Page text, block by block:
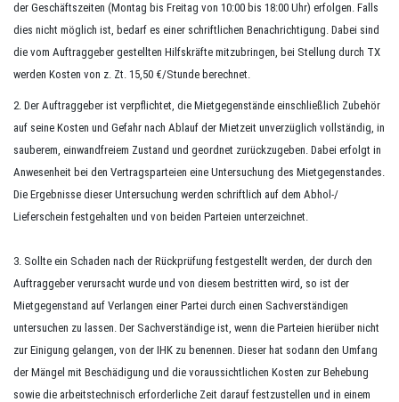
der Geschäftszeiten (Montag bis Freitag von 10:00 bis 18:00 Uhr) erfolgen. Falls
dies nicht möglich ist, bedarf es einer schriftlichen Benachrichtigung. Dabei sind
die vom Auftraggeber gestellten Hilfskräfte mitzubringen, bei Stellung durch TX
werden Kosten von z. Zt. 15,50 €/Stunde berechnet.
2. Der Auftraggeber ist verpflichtet, die Mietgegenstände einschließlich Zubehör
auf seine Kosten und Gefahr nach Ablauf der Mietzeit unverzüglich vollständig, in
sauberem, einwandfreiem Zustand und geordnet zurückzugeben. Dabei erfolgt in
Anwesenheit bei den Vertragsparteien eine Untersuchung des Mietgegenstandes.
Die Ergebnisse dieser Untersuchung werden schriftlich auf dem Abhol-/
Lieferschein festgehalten und von beiden Parteien unterzeichnet.
3. Sollte ein Schaden nach der Rückprüfung festgestellt werden, der durch den
Auftraggeber verursacht wurde und von diesem bestritten wird, so ist der
Mietgegenstand auf Verlangen einer Partei durch einen Sachverständigen
untersuchen zu lassen. Der Sachverständige ist, wenn die Parteien hierüber nicht
zur Einigung gelangen, von der IHK zu benennen. Dieser hat sodann den Umfang
der Mängel mit Beschädigung und die voraussichtlichen Kosten zur Behebung
sowie die arbeitstechnisch erforderliche Zeit darauf festzustellen und in einem